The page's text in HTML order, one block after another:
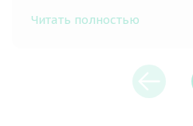
рассказал о методах
подробные инструкции по
лечебной гимнастики.
Читать полностью